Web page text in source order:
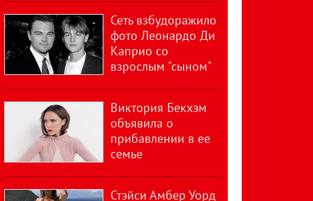
Сеть взбудоражило
фото Леонардо Ди
Каприо со
взрослым "сыном"
Виктория Бекхэм
объявила о
прибавлении в ее
семье
Стэйси Амбер Уорд